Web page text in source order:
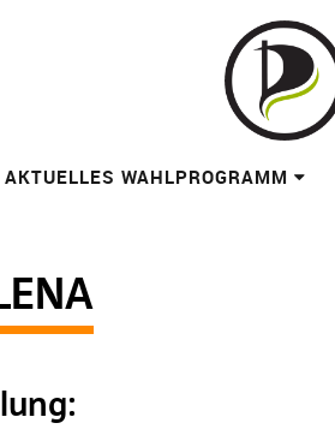
AKTUELLES WAHLPROGRAMM